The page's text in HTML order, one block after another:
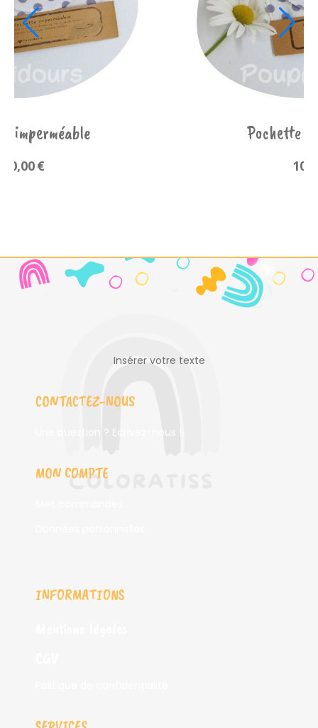
imperméable
10,00
Insérer votre texte
CONTACTEZ-NOUS
Une question ? Ecrivez-nous !
MON COMPTE
INFORMATIONS